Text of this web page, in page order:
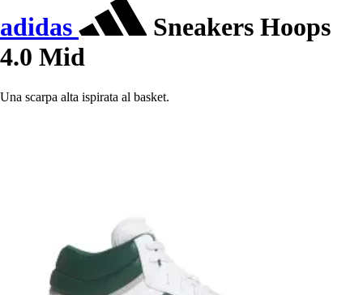
adidas
Sneakers Hoops
4.0 Mid
Una scarpa alta ispirata al basket.